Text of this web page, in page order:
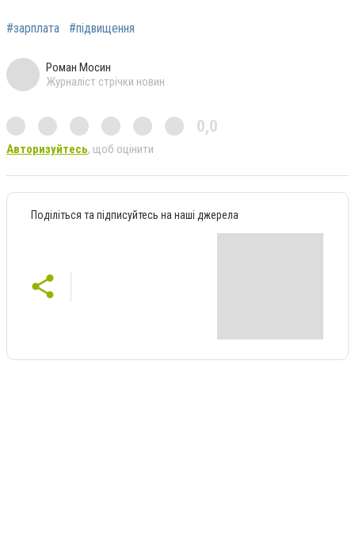
#зарплата #підвищення
Роман Мосин
Журналіст стрічки новин
0,0
Авторизуйтесь, щоб оцінити
Поділіться та підписуйтесь на наші джерела